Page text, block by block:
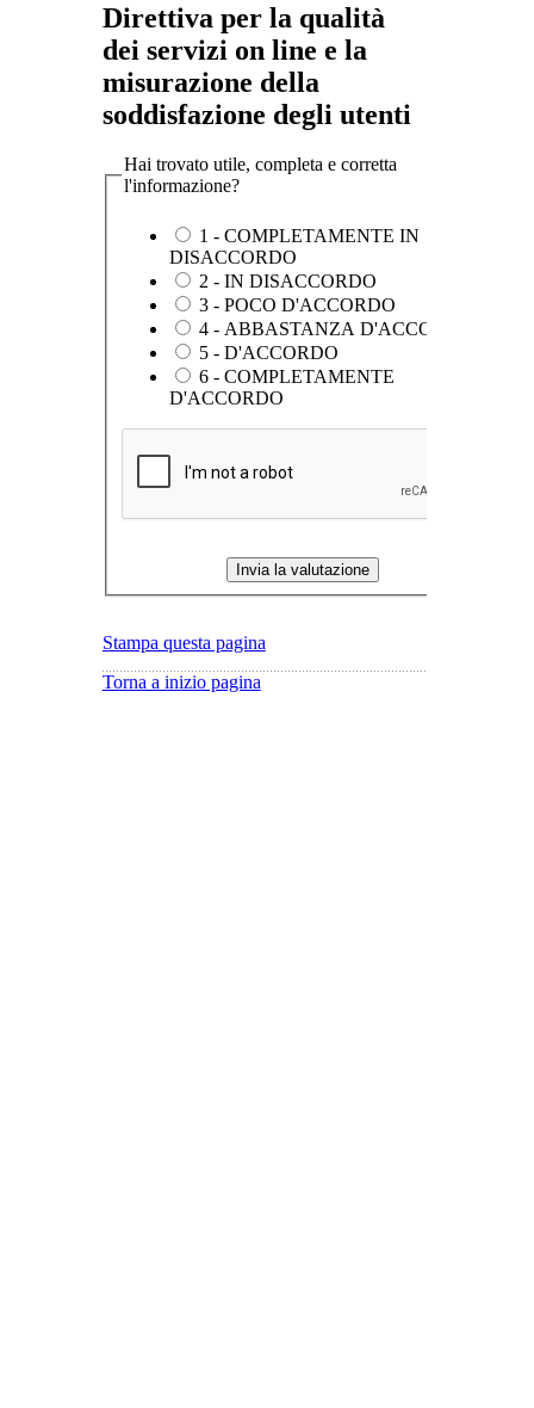
Direttiva per la qualità
dei servizi on line e la
misurazione della
soddisfazione degli utenti
Hai trovato utile, completa e corretta
l'informazione?
1 - COMPLETAMENTE IN
DISACCORDO
2 - IN DISACCORDO
3 - POCO D'ACCORDO
4 - ABBASTANZA D'ACCORDO
5 - D'ACCORDO
6 - COMPLETAMENTE
D'ACCORDO
Stampa questa pagina
Torna a inizio pagina